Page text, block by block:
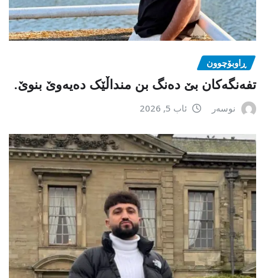
ڕاوبۆچوون
تفەنگەکان بێ دەنگ بن منداڵێک دەیەوێ بنوێ.
نوسەر ئاب 5, 2026